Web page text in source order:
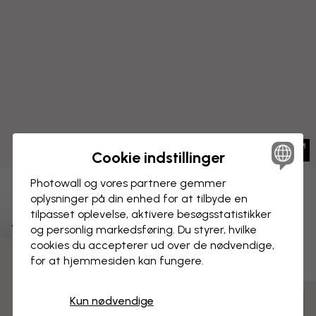
Verdenskort med byer
BILLEDE PÅ LÆRRED
Tilpas og bestil
Cookie indstillinger
Photowall og vores partnere gemmer
oplysninger på din enhed for at tilbyde en
tilpasset oplevelse, aktivere besøgs­statistikker
og personlig markedsføring. Du styrer, hvilke
cookies du accepterer ud over de nødvendige,
for at hjemmesiden kan fungere.
Kun nødvendige